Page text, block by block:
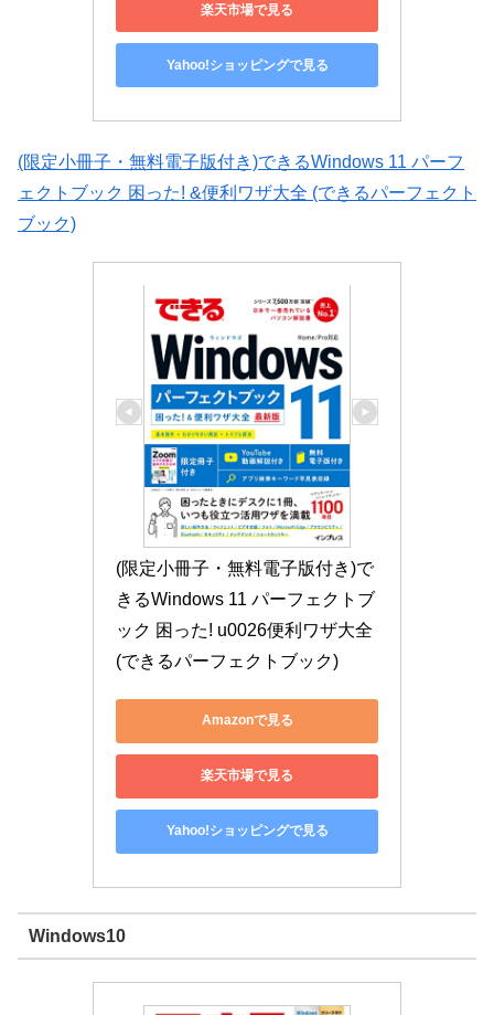
楽天市場で見る
Yahoo!ショッピングで見る
(限定小冊子・無料電子版付き)できるWindows 11 パーフ
ェクトブック 困った! &便利ワザ大全 (できるパーフェクト
ブック)
(限定小冊子・無料電子版付き)で
きるWindows 11 パーフェクトブ
ック 困った! u0026便利ワザ大全
(できるパーフェクトブック)
Amazonで見る
楽天市場で見る
Yahoo!ショッピングで見る
Windows10